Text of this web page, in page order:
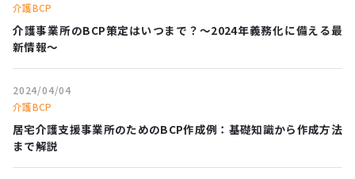
介護BCP
介護事業所のBCP策定はいつまで？〜2024年義務化に備える最
新情報〜
2024/04/04
介護BCP
居宅介護支援事業所のためのBCP作成例：基礎知識から作成方法
まで解説